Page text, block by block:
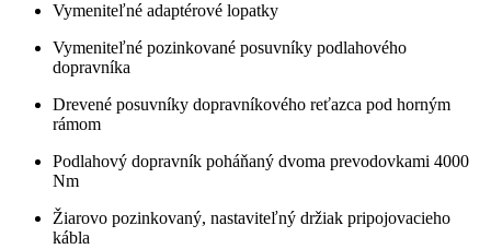
Vymeniteľné adaptérové lopatky
Vymeniteľné pozinkované posuvníky podlahového
dopravníka
Drevené posuvníky dopravníkového reťazca pod horným
rámom
Podlahový dopravník poháňaný dvoma prevodovkami 4000
Nm
Žiarovo pozinkovaný, nastaviteľný držiak pripojovacieho
kábla